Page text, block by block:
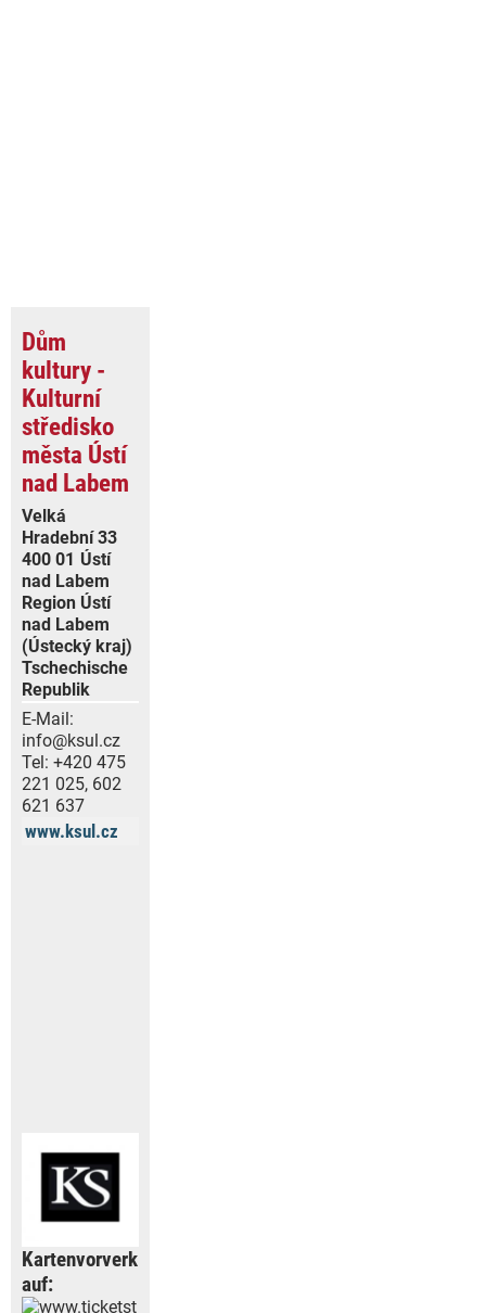
Dům
kultury -
Kulturní
středisko
města Ústí
nad Labem
Velká
Hradební 33
400 01 Ústí
nad Labem
Region Ústí
nad Labem
(Ústecký kraj)
Tschechische
Republik
E-Mail:
info@ksul.cz
Tel: +420 475
221 025, 602
621 637
www.ksul.cz
Kartenvorverk
auf: